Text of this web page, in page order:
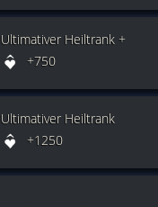
Ultimativer Heiltrank +
+750
Ultimativer Heiltrank
+1250